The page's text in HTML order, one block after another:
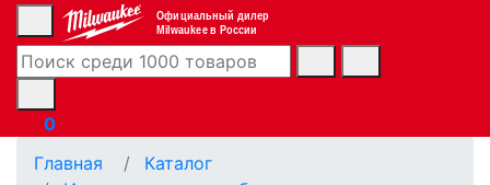
Официальный дилер
Milwaukee в России
0
Главная
Каталог